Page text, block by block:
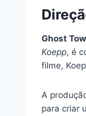
Ghost
Koepp, é
filme,
A
para criar